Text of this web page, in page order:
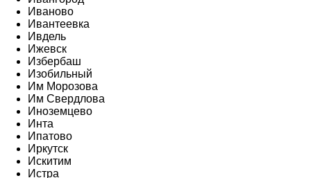
Иваново
Ивантеевка
Ивдель
Ижевск
Избербаш
Изобильный
Им Морозова
Им Свердлова
Иноземцево
Инта
Ипатово
Иркутск
Искитим
Истра